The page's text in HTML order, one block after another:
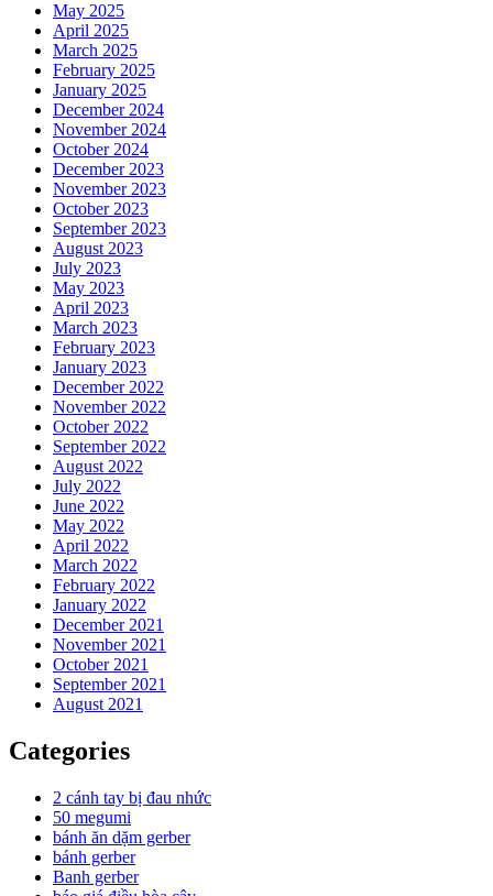
May 2025
April 2025
March 2025
February 2025
January 2025
December 2024
November 2024
October 2024
December 2023
November 2023
October 2023
September 2023
August 2023
July 2023
May 2023
April 2023
March 2023
February 2023
January 2023
December 2022
November 2022
October 2022
September 2022
August 2022
July 2022
June 2022
May 2022
April 2022
March 2022
February 2022
January 2022
December 2021
November 2021
October 2021
September 2021
August 2021
Categories
2 cánh tay bị đau nhức
50 megumi
bánh ăn dặm gerber
bánh gerber
Banh gerber